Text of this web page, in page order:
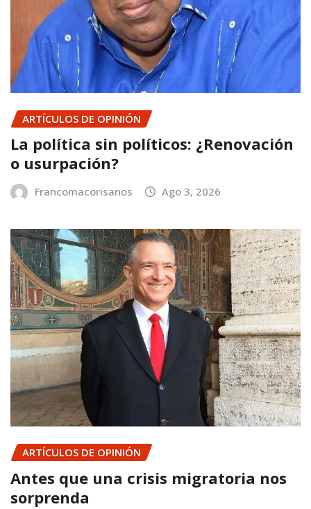
ARTÍCULOS DE OPINIÓN
La política sin políticos: ¿Renovación
o usurpación?
Francomacorisanos Ago 3, 2026
ARTÍCULOS DE OPINIÓN
Antes que una crisis migratoria nos
sorprenda